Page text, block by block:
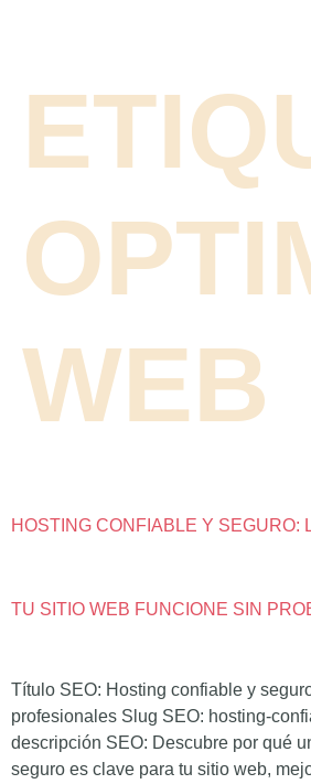
WEB
HOSTING CONFIABLE Y SEGURO:
TU SITIO WEB FUNCIONE SIN
Título SEO: Hosting confiable y
profesionales Slug SEO: hosting-
descripción SEO: Descubre por qué
seguro es clave para tu sitio web,